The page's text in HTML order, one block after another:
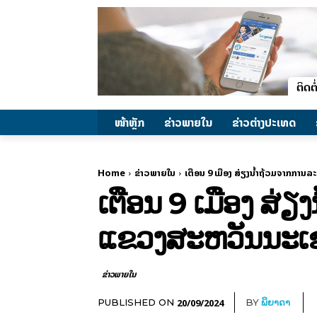
ໜ້າຫຼັກ ຂ່າວພາຍ​ໃນ ຂ່າວຕ່າງປະເທດ
Home ຂ່າວພາຍ​ໃນ ເຕືອນ 9 ເມືອງ ສ່ຽງນໍ້າຖ້ວມຈາກການ
ເຕືອນ 9 ເມືອງ ສ່ຽ
ແຂວງສະຫວັນນະ
ຂ່າວພາຍ​ໃນ
PUBLISHED ON 20/09/2024 BYພິຍາດາ